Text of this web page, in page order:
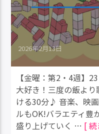
2026年2月13日
【金曜：第2・4週】
大好き！三度の飯よ
ける30分♪ 音楽、映
ルもOK!バラエティ豊
盛り上げていく … [